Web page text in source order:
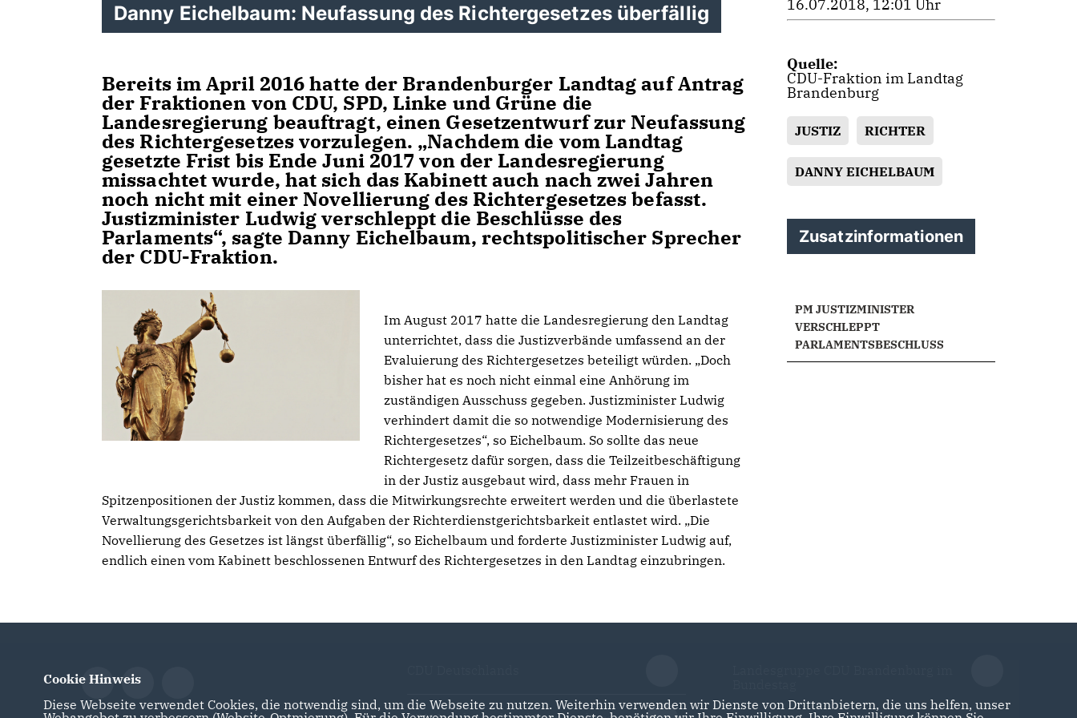
Danny Eichelbaum: Neufassung des Richtergesetzes überfällig
Bereits im April 2016 hatte der Brandenburger Landtag auf Antrag
der Fraktionen von CDU, SPD, Linke und Grüne die
Landesregierung beauftragt, einen Gesetzentwurf zur Neufassung
des Richtergesetzes vorzulegen. „Nachdem die vom Landtag
gesetzte Frist bis Ende Juni 2017 von der Landesregierung
missachtet wurde, hat sich das Kabinett auch nach zwei Jahren
noch nicht mit einer Novellierung des Richtergesetzes befasst.
Justizminister Ludwig verschleppt die Beschlüsse des
Parlaments“, sagte Danny Eichelbaum, rechtspolitischer Sprecher
der CDU-Fraktion.
Im August 2017 hatte die Landesregierung den Landtag
unterrichtet, dass die Justizverbände umfassend an der
Evaluierung des Richtergesetzes beteiligt würden. „Doch
bisher hat es noch nicht einmal eine Anhörung im
zuständigen Ausschuss gegeben. Justizminister Ludwig
verhindert damit die so notwendige Modernisierung des
Richtergesetzes“, so Eichelbaum. So sollte das neue
Richtergesetz dafür sorgen, dass die Teilzeitbeschäftigung
in der Justiz ausgebaut wird, dass mehr Frauen in
Spitzenpositionen der Justiz kommen, dass die Mitwirkungsrechte erweitert werden und die überlastete
Verwaltungsgerichtsbarkeit von den Aufgaben der Richterdienstgerichtsbarkeit entlastet wird. „Die
Novellierung des Gesetzes ist längst überfällig“, so Eichelbaum und forderte Justizminister Ludwig auf,
endlich einen vom Kabinett beschlossenen Entwurf des Richtergesetzes in den Landtag einzubringen.
16.07.2018, 12:01 Uhr
Quelle:
CDU-Fraktion im Landtag
Brandenburg
JUSTIZ RICHTER
DANNY EICHELBAUM
Zusatzinformationen
PM JUSTIZMINISTER
VERSCHLEPPT
PARLAMENTSBESCHLUSS
Cookie Hinweis
Diese Webseite verwendet Cookies, die notwendig sind, um die Webseite zu nutzen. Weiterhin verwenden wir Dienste von Drittanbietern, die uns helfen, unser